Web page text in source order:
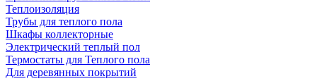
Теплоизоляция
Трубы для теплого пола
Шкафы коллекторные
Электрический теплый пол
Термостаты для Теплого пола
Для деревянных покрытий